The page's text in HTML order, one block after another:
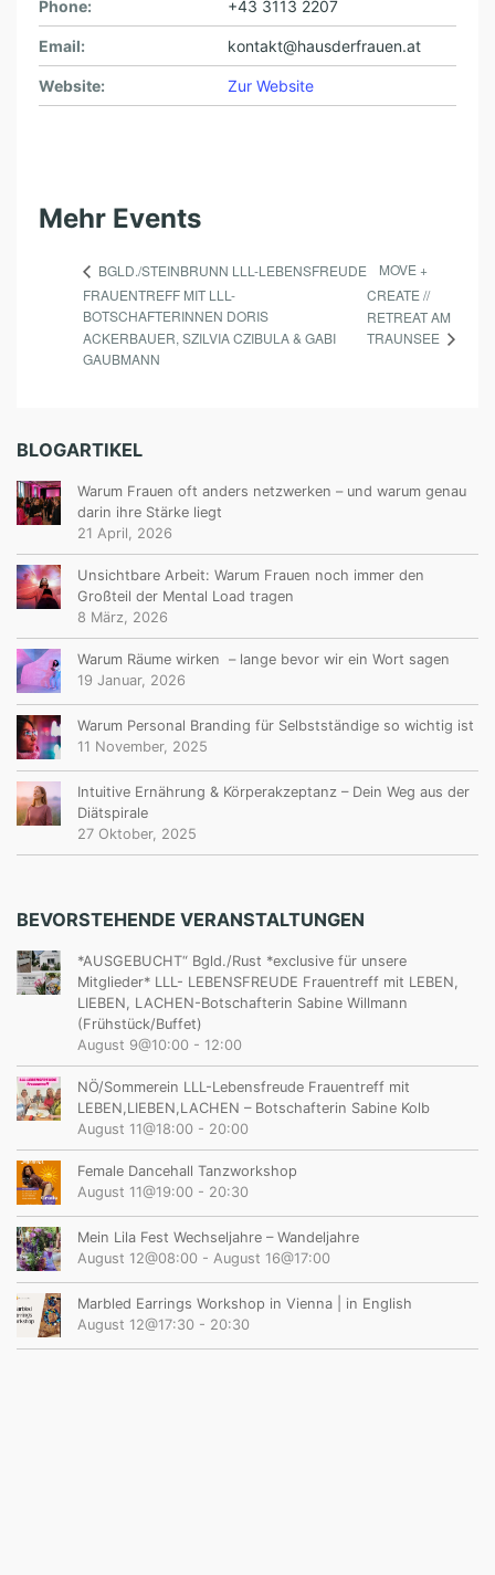
Phone: +43 3113 2207
Email: kontakt@hausderfrauen.at
Website: Zur Website
Mehr Events
BGLD./STEINBRUNN LLL-LEBENSFREUDE
FRAUENTREFF MIT LLL-
BOTSCHAFTERINNEN DORIS
ACKERBAUER, SZILVIA CZIBULA & GABI
GAUBMANN
MOVE +
CREATE //
RETREAT AM
TRAUNSEE
BLOGARTIKEL
Warum Frauen oft anders netzwerken – und warum genau
darin ihre Stärke liegt
21 April, 2026
Unsichtbare Arbeit: Warum Frauen noch immer den
Großteil der Mental Load tragen
8 März, 2026
Warum Räume wirken – lange bevor wir ein Wort sagen
19 Januar, 2026
Warum Personal Branding für Selbstständige so wichtig ist
11 November, 2025
Intuitive Ernährung & Körperakzeptanz – Dein Weg aus der
Diätspirale
27 Oktober, 2025
BEVORSTEHENDE VERANSTALTUNGEN
*AUSGEBUCHT“ Bgld./Rust *exclusive für unsere
Mitglieder* LLL- LEBENSFREUDE Frauentreff mit LEBEN,
LIEBEN, LACHEN-Botschafterin Sabine Willmann
(Frühstück/Buffet)
August 9@10:00 - 12:00
NÖ/Sommerein LLL-Lebensfreude Frauentreff mit
LEBEN,LIEBEN,LACHEN – Botschafterin Sabine Kolb
August 11@18:00 - 20:00
Female Dancehall Tanzworkshop
August 11@19:00 - 20:30
Mein Lila Fest Wechseljahre – Wandeljahre
August 12@08:00 - August 16@17:00
Marbled Earrings Workshop in Vienna | in English
August 12@17:30 - 20:30